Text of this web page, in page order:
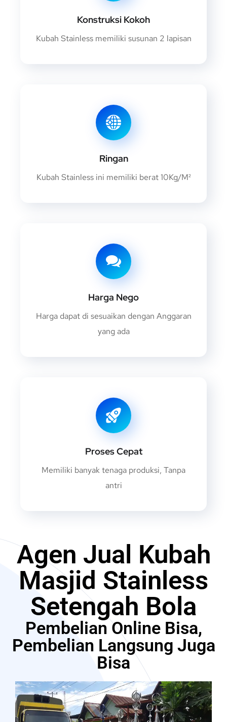
Konstruksi Kokoh
Kubah Stainless memiliki susunan 2 lapisan
Ringan
Kubah Stainless ini memiliki berat 10Kg/M²
Harga Nego
Harga dapat di sesuaikan dengan Anggaran
yang ada
Proses Cepat
Memiliki banyak tenaga produksi, Tanpa
antri
Agen Jual Kubah
Masjid Stainless
Setengah Bola
Pembelian Online Bisa,
Pembelian Langsung Juga
Bisa